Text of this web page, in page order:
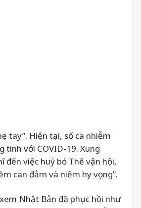
tay”. Hiện tại, số ca nhiễm
tính với COVID-19. Xung
đến việc huỷ bỏ Thế vận hội,
can đảm và niềm hy vọng”.
Nhật Bản đã phục hồi như